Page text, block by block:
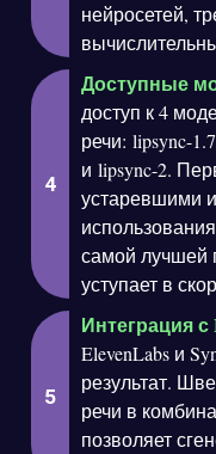
нейросетей,
Доступные
доступ к 4
речи: lipsync-
и lipsync-2.
устаревшими
самой лучшей
уступает в
Интеграция с
ElevenLabs и
результат.
речи в
позволяет